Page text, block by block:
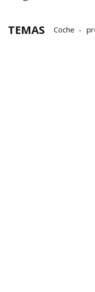
TEMAS Coche